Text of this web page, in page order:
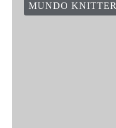
MUNDO KNITTER